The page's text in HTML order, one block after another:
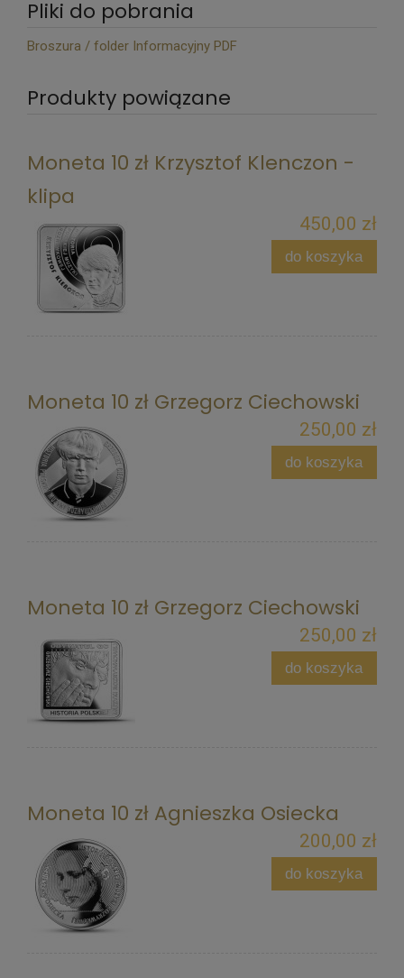
Pliki do pobrania
Broszura / folder Informacyjny PDF
Produkty powiązane
Moneta 10 zł Krzysztof Klenczon -
klipa
450,00 zł
do koszyka
Moneta 10 zł Grzegorz Ciechowski
250,00 zł
do koszyka
Moneta 10 zł Grzegorz Ciechowski
250,00 zł
do koszyka
Moneta 10 zł Agnieszka Osiecka
200,00 zł
do koszyka